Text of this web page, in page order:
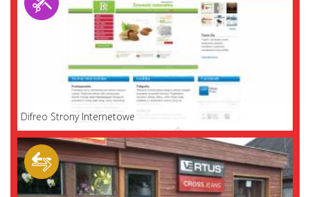
Difreo Strony Internetowe